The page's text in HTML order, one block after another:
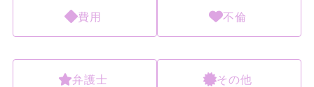
費用 不倫
弁護士 その他